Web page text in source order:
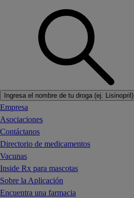
Ingresa el nombre de tu droga (ej. Lisinopril)
Empresa
Asociaciones
Contáctanos
Directorio de medicamentos
Vacunas
Inside Rx para mascotas
Sobre la Aplicación
Encuentra una farmacia